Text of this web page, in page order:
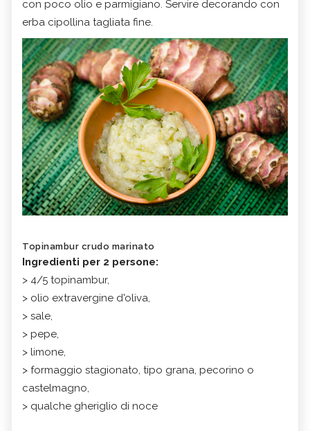
con poco olio e parmigiano. Servire decorando con
erba cipollina tagliata fine.
Topinambur crudo marinato
Ingredienti per 2 persone:
> 4/5 topinambur,
> olio extravergine d'oliva,
> sale,
> pepe,
> limone,
> formaggio stagionato, tipo grana, pecorino o
castelmagno,
> qualche gheriglio di noce